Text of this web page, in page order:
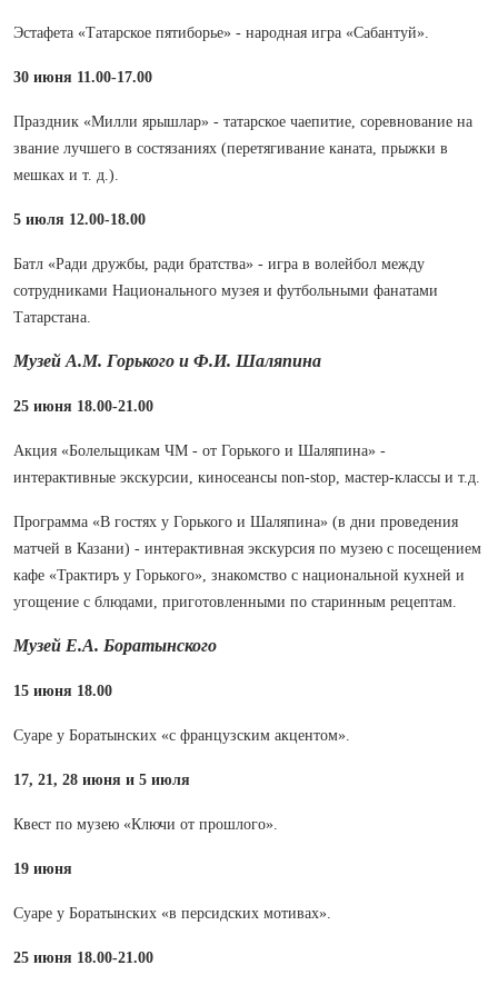
Эстафета «Татарское пятиборье» - народная игра «Сабантуй».
30 июня 11.00-17.00
Праздник «Милли ярышлар» - татарское чаепитие, соревнование на
звание лучшего в состязаниях (перетягивание каната, прыжки в
мешках и т. д.).
5 июля 12.00-18.00
Батл «Ради дружбы, ради братства» - игра в волейбол между
сотрудниками Национального музея и футбольными фанатами
Татарстана.
Музей А.М. Горького и Ф.И. Шаляпина
25 июня 18.00-21.00
Акция «Болельщикам ЧМ - от Горького и Шаляпина» -
интерактивные экскурсии, киносеансы non-stop, мастер-классы и т.д.
Программа «В гостях у Горького и Шаляпина» (в дни проведения
матчей в Казани) - интерактивная экскурсия по музею с посещением
кафе «Трактиръ у Горького», знакомство с национальной кухней и
угощение с блюдами, приготовленными по старинным рецептам.
Музей Е.А. Боратынского
15 июня 18.00
Суаре у Боратынских «с французским акцентом».
17, 21, 28 июня и 5 июля
Квест по музею «Ключи от прошлого».
19 июня
Суаре у Боратынских «в персидских мотивах».
25 июня 18.00-21.00